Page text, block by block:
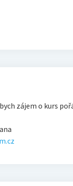
zájem o kurs